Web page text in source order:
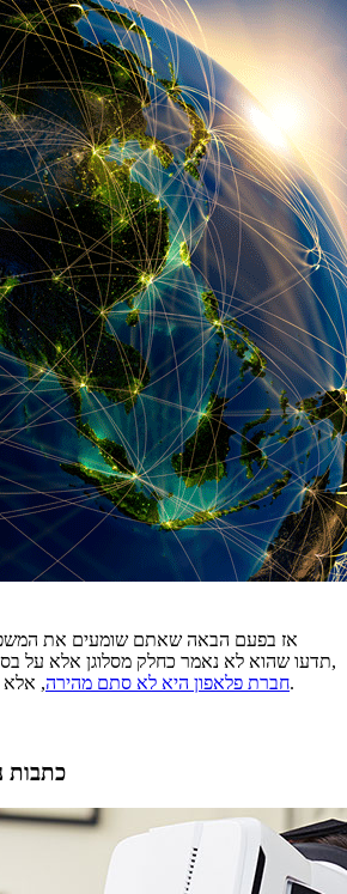
אז בפעם הבאה שאתם שומעים את
תדעו שהוא לא נאמר כחלק מסלוגן אלא על בסיס עובדות מוצקות בשטח,
חברת פלאפון היא לא סתם מהירה, אלא חברה מהירה עם תעודות.
כתבות